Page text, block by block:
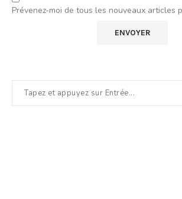
Prévenez-moi de tous les nouveaux articles